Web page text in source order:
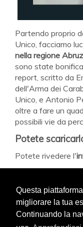
Questa
migliorare la tua
Continuando la
Partendo proprio
Unico, facciamo
nella regione
sono state
report, scritto da
dell'Arma dei
Unico, e Antonio
oltre a fare un
possibili vie da
Potete
Potete rivedere l'